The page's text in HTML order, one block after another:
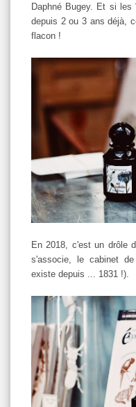
Daphné Bugey. Et si
depuis 2 ou 3 ans déjà,
flacon !
En 2018, c'est un drôle
s'associe, le cabinet
existe depuis ... 1831 !).